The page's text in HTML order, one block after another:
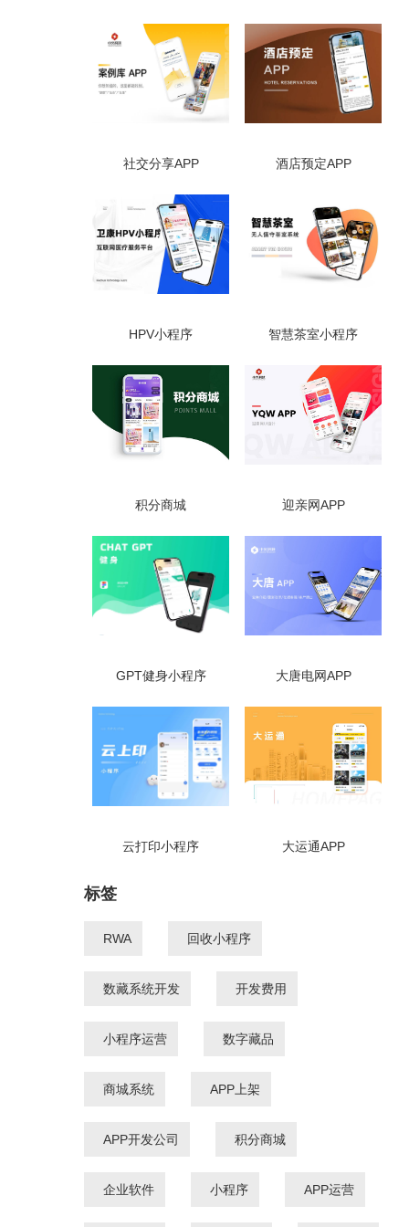
社交分享APP 酒店预定APP
HPV小程序 智慧茶室小程序
积分商城 迎亲网APP
GPT健身小程序 大唐电网APP
云打印小程序 大运通APP
标签
RWA 回收小程序
数藏系统开发 开发费用
小程序运营 数字藏品
商城系统 APP上架
APP开发公司 积分商城
企业软件 小程序 APP运营